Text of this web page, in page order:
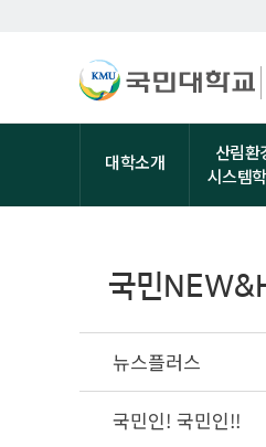
대학소개
산림환
시스템
국민
뉴스플러스
국민인! 국민인!!